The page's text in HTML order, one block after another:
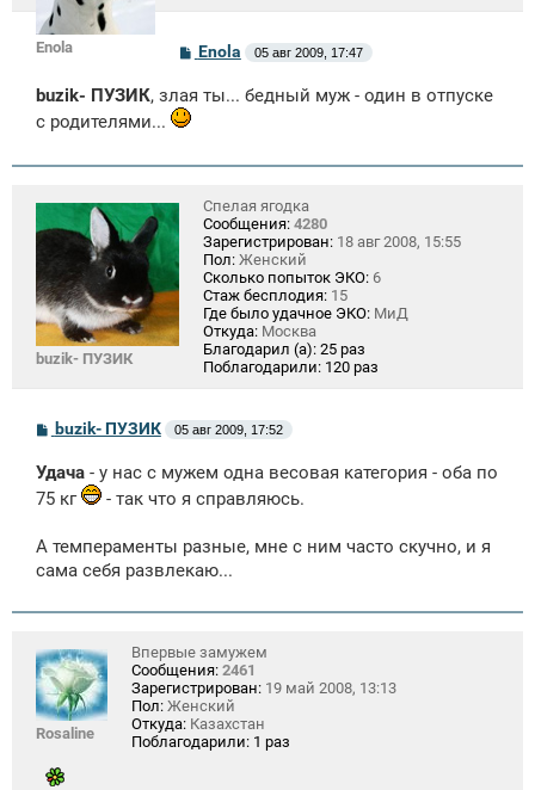
Enola
С
о
б
и
Enola 05 авг 2009, 17:47
buzik- ПУЗИК, злая ты... бедный муж - один в отпуске
с родителями...
buzik- ПУЗИК
Спелая ягодка
Сообщения: 4280
Зарегистрирован: 18 авг 2008, 15:55
Пол: Женский
Сколько попыток ЭКО: 6
Стаж бесплодия: 15
Где было удачное ЭКО: МиД
Откуда: Москва
Благодарил (а): 25 раз
Поблагодарили: 120 раз
С
о
б
щ
е
и
buzik- ПУЗИК 05 авг 2009, 17:52
Удача - у нас с мужем одна весовая категория - оба по
75 кг
- так что я справляюсь.
А темпераменты разные, мне с ним часто скучно, и я
сама себя развлекаю...
Rosaline
Впервые замужем
Сообщения: 2461
Зарегистрирован: 19 май 2008, 13:13
Пол: Женский
Откуда: Казахстан
Поблагодарили: 1 раз